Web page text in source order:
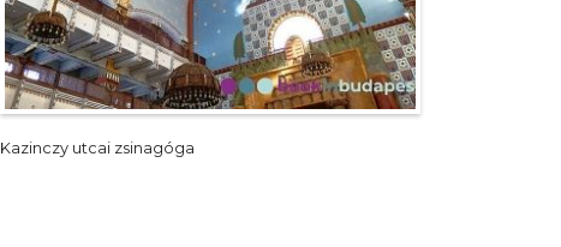
Kazinczy utcai zsinagóga